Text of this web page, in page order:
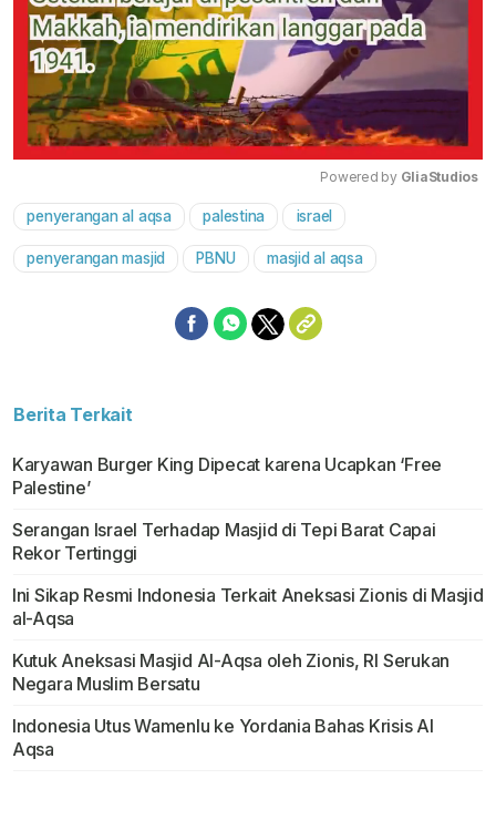
Powered by GliaStudios
penyerangan al aqsa palestina israel
penyerangan masjid PBNU masjid al aqsa
Berita Terkait
Karyawan Burger King Dipecat karena Ucapkan ‘Free
Palestine’
Serangan Israel Terhadap Masjid di Tepi Barat Capai
Rekor Tertinggi
Ini Sikap Resmi Indonesia Terkait Aneksasi Zionis di Masjid
al-Aqsa
Kutuk Aneksasi Masjid Al-Aqsa oleh Zionis, RI Serukan
Negara Muslim Bersatu
Indonesia Utus Wamenlu ke Yordania Bahas Krisis Al
Aqsa